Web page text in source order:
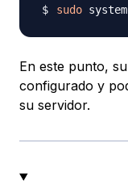
sudo
En este punto,
configurado y
su servidor.